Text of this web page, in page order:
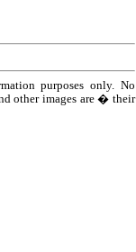
purposes only. No
other images are � their